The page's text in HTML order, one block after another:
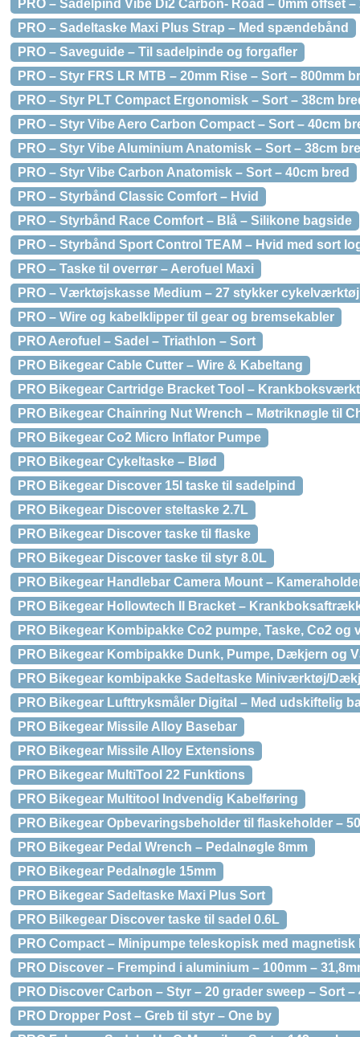
PRO – Sadelpind Vibe Di2 Carbon- Road – 0mm offset
PRO – Sadeltaske Maxi Plus Strap – Med spændebånd
PRO – Saveguide – Til sadelpinde og forgafler
PRO – Styr FRS LR MTB – 20mm Rise – Sort – 800mm
PRO – Styr PLT Compact Ergonomisk – Sort – 38cm
PRO – Styr Vibe Aero Carbon Compact – Sort – 40cm
PRO – Styr Vibe Aluminium Anatomisk – Sort – 38cm
PRO – Styr Vibe Carbon Anatomisk – Sort – 40cm bred
PRO – Styrbånd Classic Comfort – Hvid
PRO – Styrbånd Race Comfort – Blå – Silikone bagside
PRO – Styrbånd Sport Control TEAM – Hvid med sort
PRO – Taske til overrør – Aerofuel Maxi
PRO – Værktøjskasse Medium – 27 stykker cykelværktøj
PRO – Wire og kabelklipper til gear og bremsekabler
PRO Aerofuel – Sadel – Triathlon – Sort
PRO Bikegear Cable Cutter – Wire & Kabeltang
PRO Bikegear Cartridge Bracket Tool –
PRO Bikegear Chainring Nut Wrench – Møtriknøgle til
PRO Bikegear Co2 Micro Inflator Pumpe
PRO Bikegear Cykeltaske – Blød
PRO Bikegear Discover 15l taske til sadelpind
PRO Bikegear Discover steltaske 2.7L
PRO Bikegear Discover taske til flaske
PRO Bikegear Discover taske til styr 8.0L
PRO Bikegear Handlebar Camera Mount –
PRO Bikegear Hollowtech II Bracket –
PRO Bikegear Kombipakke Co2 pumpe, Taske, Co2 og
PRO Bikegear Kombipakke Dunk, Pumpe, Dækjern og
PRO Bikegear kombipakke Sadeltaske Miniværktøj/
PRO Bikegear Lufttryksmåler Digital – Med udskiftelig
PRO Bikegear Missile Alloy Basebar
PRO Bikegear Missile Alloy Extensions
PRO Bikegear MultiTool 22 Funktions
PRO Bikegear Multitool Indvendig Kabelføring
PRO Bikegear Opbevaringsbeholder til flaskeholder –
PRO Bikegear Pedal Wrench – Pedalnøgle 8mm
PRO Bikegear Pedalnøgle 15mm
PRO Bikegear Sadeltaske Maxi Plus Sort
PRO Bilkegear Discover taske til sadel 0.6L
PRO Compact – Minipumpe teleskopisk med
PRO Discover – Frempind i aluminium – 100mm –
PRO Discover Carbon – Styr – 20 grader sweep – Sort –
PRO Dropper Post – Greb til styr – One by